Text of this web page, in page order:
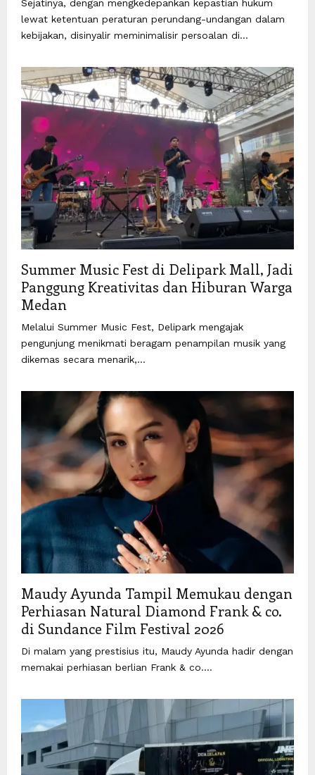
Sejatinya, dengan mengkedepankan kepastian hukum
lewat ketentuan peraturan perundang-undangan dalam
kebijakan, disinyalir meminimalisir persoalan di...
Summer Music Fest di Delipark Mall, Jadi
Panggung Kreativitas dan Hiburan Warga
Medan
Melalui Summer Music Fest, Delipark mengajak
pengunjung menikmati beragam penampilan musik yang
dikemas secara menarik,...
Maudy Ayunda Tampil Memukau dengan
Perhiasan Natural Diamond Frank & co.
di Sundance Film Festival 2026
Di malam yang prestisius itu, Maudy Ayunda hadir dengan
memakai perhiasan berlian Frank & co....